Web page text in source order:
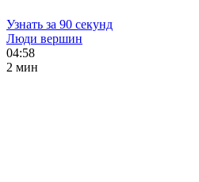
Узнать за 90 секунд
Люди вершин
04:58
2 мин